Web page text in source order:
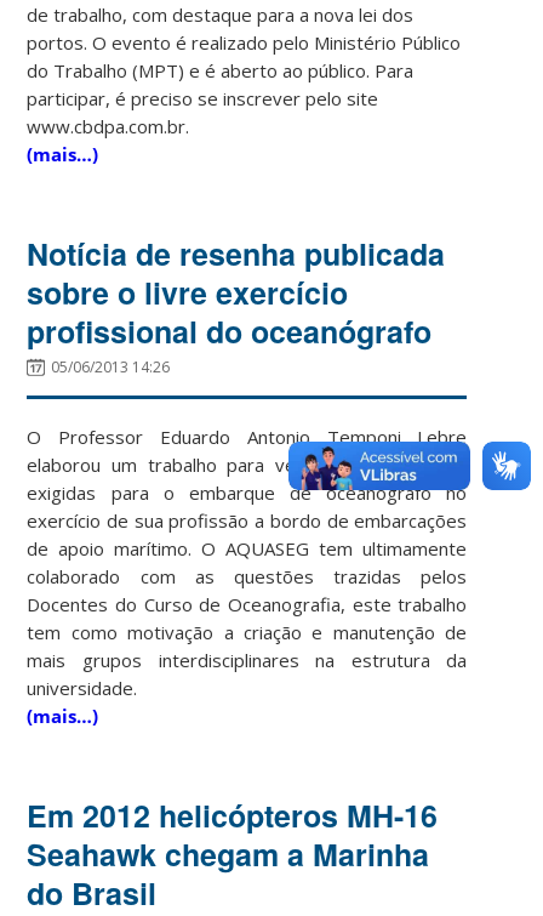
de trabalho, com destaque para a nova lei dos
portos. O evento é realizado pelo Ministério Público
do Trabalho (MPT) e é aberto ao público. Para
participar, é preciso se inscrever pelo site
www.cbdpa.com.br.
(mais…)
Notícia de resenha publicada
sobre o livre exercício
profissional do oceanógrafo
05/06/2013 14:26
O Professor Eduardo Antonio Temponi Lebre
elaborou um trabalho para verificar as condições
exigidas para o embarque de oceanógrafo no
exercício de sua profissão a bordo de embarcações
de apoio marítimo. O AQUASEG tem ultimamente
colaborado com as questões trazidas pelos
Docentes do Curso de Oceanografia, este trabalho
tem como motivação a criação e manutenção de
mais grupos interdisciplinares na estrutura da
universidade.
(mais…)
Em 2012 helicópteros MH-16
Seahawk chegam a Marinha
do Brasil